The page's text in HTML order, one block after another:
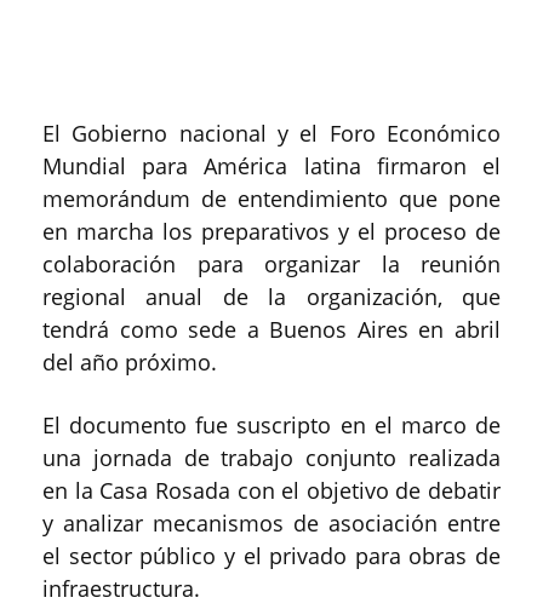
El Gobierno nacional y el Foro Económico
Mundial para América latina firmaron el
memorándum de entendimiento que pone
en marcha los preparativos y el proceso de
colaboración para organizar la reunión
regional anual de la organización, que
tendrá como sede a Buenos Aires en abril
del año próximo.
El documento fue suscripto en el marco de
una jornada de trabajo conjunto realizada
en la Casa Rosada con el objetivo de debatir
y analizar mecanismos de asociación entre
el sector público y el privado para obras de
infraestructura.